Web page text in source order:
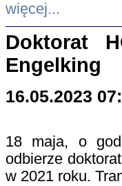
więcej...
Doktorat
Engelking
16.05.2023
18 maja, o
odbierze
w 2021 roku.